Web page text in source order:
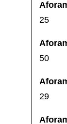
25
50
29